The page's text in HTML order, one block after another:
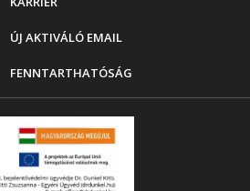
ÚJ AKTIVÁLÓ EMAIL
FENNTARTHATÓSÁG